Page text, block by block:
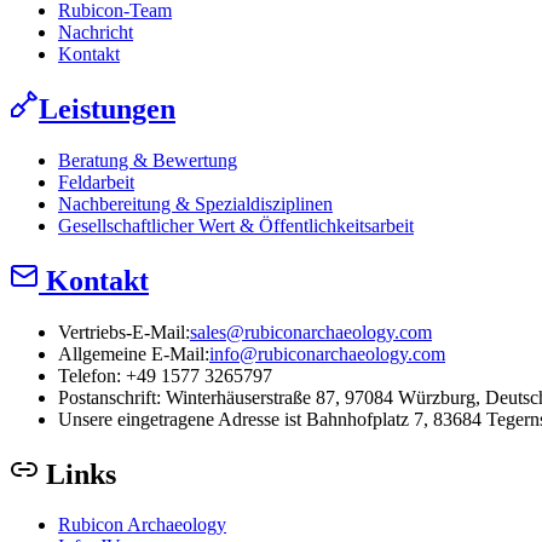
Rubicon-Team
Nachricht
Kontakt
Leistungen
Beratung & Bewertung
Feldarbeit
Nachbereitung & Spezialdisziplinen
Gesellschaftlicher Wert & Öffentlichkeitsarbeit
Kontakt
Vertriebs-E-Mail:sales@rubiconarchaeology.com
Allgemeine E-Mail:info@rubiconarchaeology.com
Telefon: +49 1577 3265797
Postanschrift: Winterhäuserstraße 87, 97084 Würzburg,
Unsere eingetragene Adresse ist Bahnhofplatz 7, 83684
Links
Rubicon Archaeology